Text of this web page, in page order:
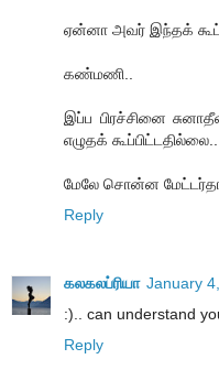
ஏன்னா அவர் இந்தக்
கண்மணி..
இப்ப பிரச்சினை
எழுதக் கூப்பிட்டதில்லை..
மேலே சொன்ன
Reply
கலகலப்ரியா January
:).. can understand
Reply